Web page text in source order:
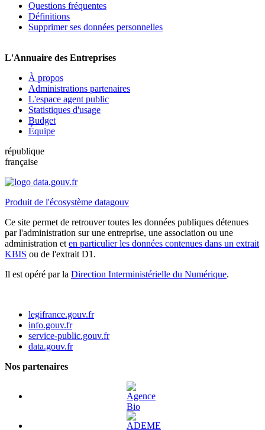
Questions fréquentes
Définitions
Supprimer ses données personnelles
L'Annuaire des Entreprises
À propos
Administrations partenaires
L'espace agent public
Statistiques d'usage
Budget
Équipe
république
française
Produit de l'écosystème datagouv
Ce site permet de retrouver toutes les données publiques détenues
par l'administration sur une entreprise, une association ou une
administration et en particulier les données contenues dans un extrait
KBIS ou de l'extrait D1.
Il est opéré par la Direction Interministérielle du Numérique.
legifrance.gouv.fr
info.gouv.fr
service-public.gouv.fr
data.gouv.fr
Nos partenaires